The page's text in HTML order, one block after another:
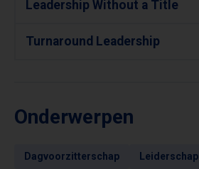
Leadership Without a Title
Turnaround Leadership
Onderwerpen
Dagvoorzitterschap Leiderschap